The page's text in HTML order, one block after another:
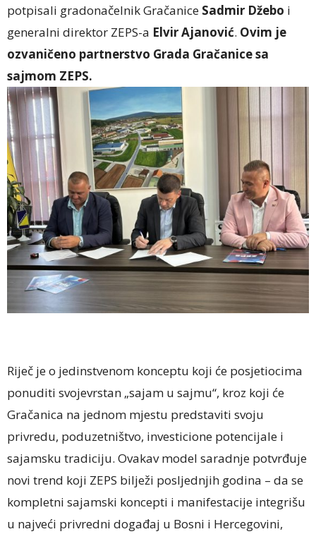
potpisali gradonačelnik Gračanice Sadmir Džebo i
generalni direktor ZEPS-a Elvir Ajanović. Ovim je
ozvaničeno partnerstvo Grada Gračanice sa
sajmom ZEPS.
Riječ je o jedinstvenom konceptu koji će posjetiocima
ponuditi svojevrstan „sajam u sajmu“, kroz koji će
Gračanica na jednom mjestu predstaviti svoju
privredu, poduzetništvo, investicione potencijale i
sajamsku tradiciju. Ovakav model saradnje potvrđuje
novi trend koji ZEPS bilježi posljednjih godina – da se
kompletni sajamski koncepti i manifestacije integrišu
u najveći privredni događaj u Bosni i Hercegovini,